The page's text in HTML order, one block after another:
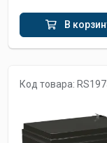
В
Код товара: